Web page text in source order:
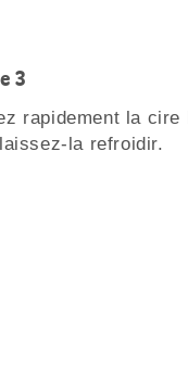
3
rapidement la
la refroidir.